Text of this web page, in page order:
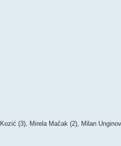
(3), Mirela Mačak (2), Milan